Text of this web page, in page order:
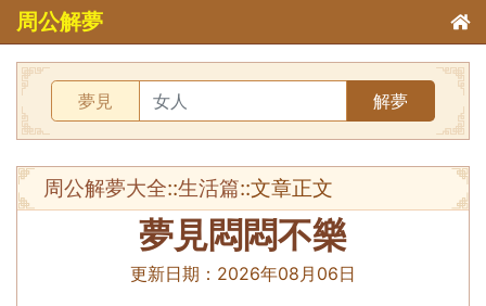
周公解夢
夢見 解夢
周公解夢大全::生活篇::文章正文
夢見悶悶不樂
更新日期： 2026年08月06日